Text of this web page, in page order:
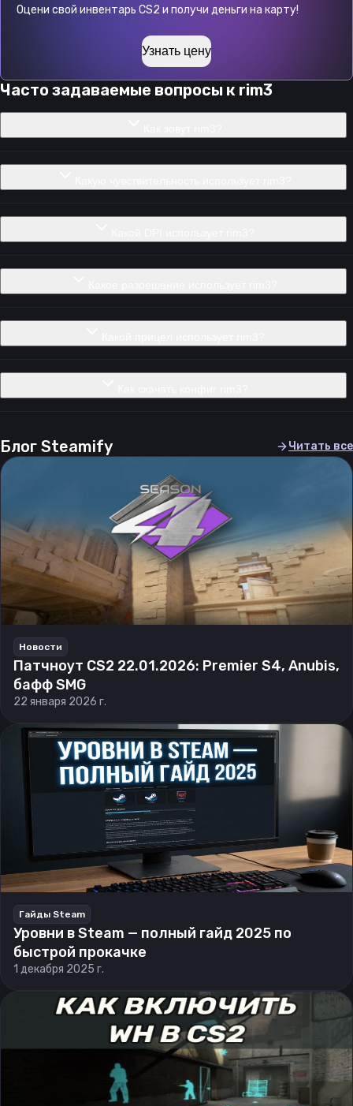
Оцени свой инвентарь CS2 и получи деньги на карту!
Узнать цену
Часто задаваемые вопросы к rim3
Блог Steamify Читать все
Новости
Патчноут CS2 22.01.2026: Premier S4, Anubis,
бафф SMG
22 января 2026 г.
Гайды Steam
Уровни в Steam — полный гайд 2025 по
быстрой прокачке
1 декабря 2025 г.